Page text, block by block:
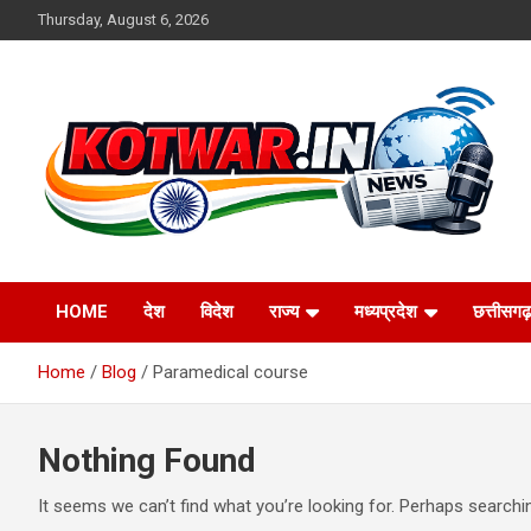
to
Thursday, August 6, 2026
kotwar.in
HOME देश विदेश राज्य मध्यप्रदेश छत्तीसगढ़
Home Blog Paramedical course
Nothing Found
It seems we can’t find what you’re looking for. Perhaps